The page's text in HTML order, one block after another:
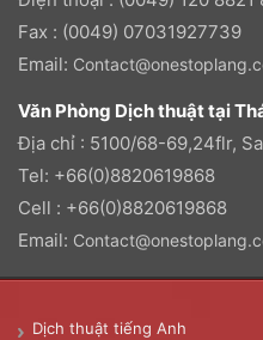
Fax : (0049) 07031927739
Email:
Văn Phòng Dịch thuật tại
Địa chỉ : 5100/68-69,24flr,
Tel: +66(0)8820619868
Cell : +66(0)8820619868
Email:
Dịch thuật tiếng Anh